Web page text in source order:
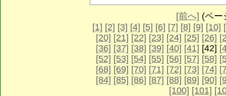
[前へ] (ペ
[1] [2] [3] [4] [5] [6] [7] [8] [9] [10]
[20] [21] [22] [23] [24] [25] [26]
[36] [37] [38] [39] [40] [41] [42]
[52] [53] [54] [55] [56] [57] [58]
[68] [69] [70] [71] [72] [73] [74]
[84] [85] [86] [87] [88] [89] [90]
[100] [101]